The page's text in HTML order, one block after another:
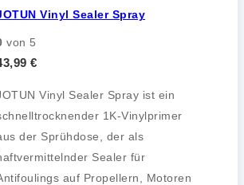
Vinyl Sealer Spray
von 5
€
Vinyl Sealer Spray ist ein
1K-Vinylprimer
der Sprühdose, der als
Sealer für
auf Propellern, Motoren